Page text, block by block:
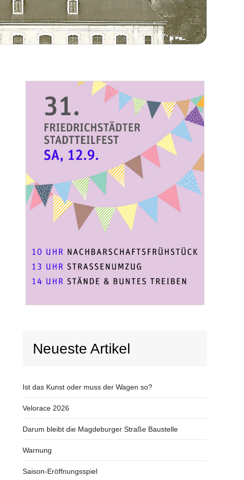
Neueste Artikel
Ist das Kunst oder muss der Wagen so?
Velorace 2026
Darum bleibt die Magdeburger Straße Baustelle
Warnung
Saison-Eröffnungsspiel